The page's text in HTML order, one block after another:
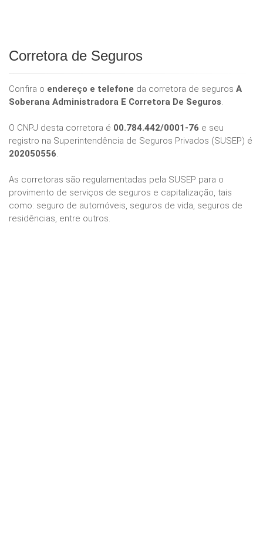
Corretora de Seguros
Confira o endereço e telefone da corretora de seguros A
Soberana Administradora E Corretora De Seguros.
O CNPJ desta corretora é 00.784.442/0001-76 e seu
registro na Superintendência de Seguros Privados (SUSEP) é
202050556.
As corretoras são regulamentadas pela SUSEP para o
provimento de serviços de seguros e capitalização, tais
como: seguro de automóveis, seguros de vida, seguros de
residências, entre outros.